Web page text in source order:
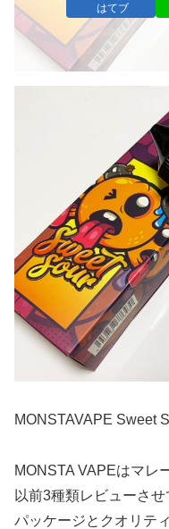
はてブ
MONSTAVAPE Sweet
MONSTA VAPEはマレ
以前3種類レビューさ
パッケージとクオリテ